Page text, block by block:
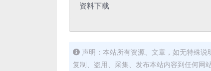
资料下载
声明：本站所有资源、文章，如无特殊
复制、盗用、采集、发布本站内容到任何网